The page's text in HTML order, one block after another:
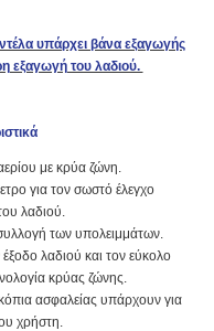
υπάρχει βάνα εξαγωγής
εξαγωγή του λαδιού.
με κρύα ζώνη.
για τον σωστό έλεγχο
λαδιού.
των υπολειμμάτων.
λαδιού και τον εύκολο
κρύας ζώνης.
ασφαλείας υπάρχουν για
χρήστη.